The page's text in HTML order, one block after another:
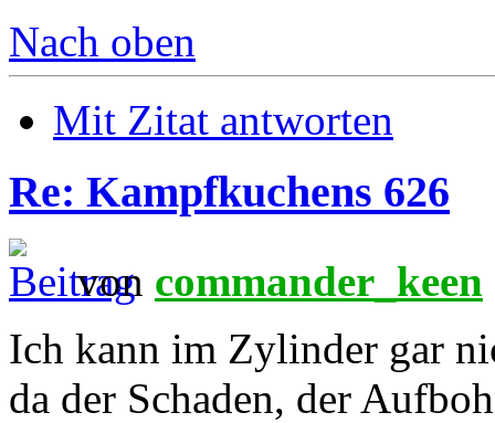
Nach oben
Mit Zitat antworten
Re: Kampfkuchens 626
von commander_keen
Ich kann im Zylinder gar
da der Schaden, der